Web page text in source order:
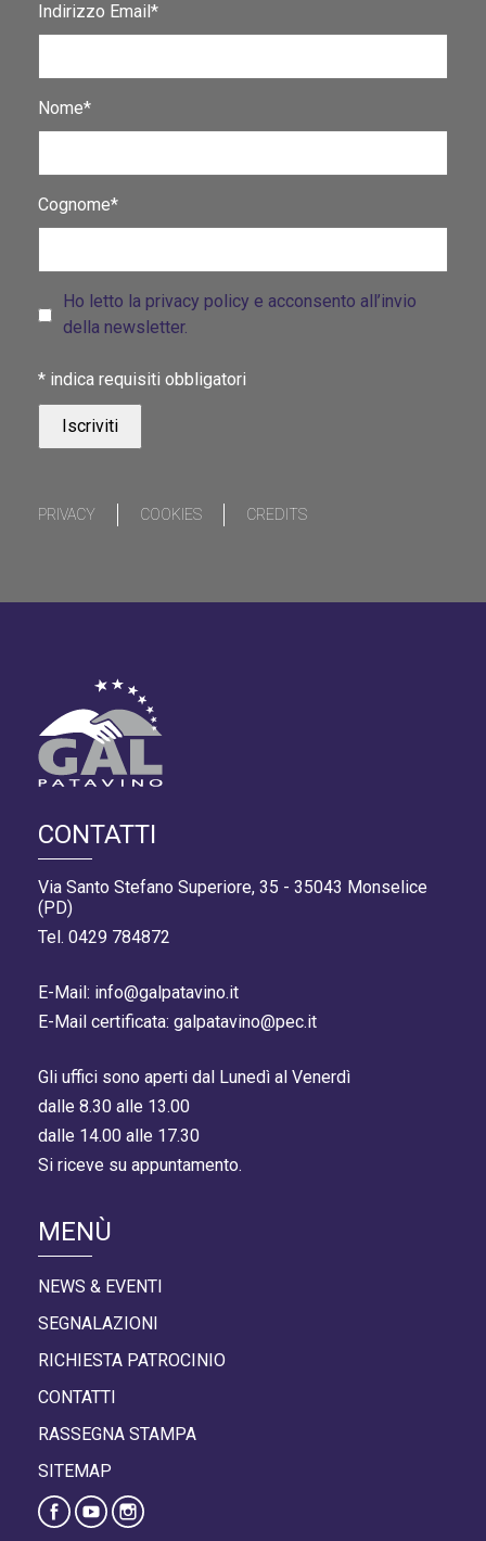
CONTATTI
Via Santo Stefano Superiore, 35 - 35043 Monselice
(PD)
Tel. 0429 784872
E-Mail: info@galpatavino.it
E-Mail certificata: galpatavino@pec.it
Gli uffici sono aperti dal Lunedì al Venerdì
dalle 8.30 alle 13.00
dalle 14.00 alle 17.30
Si riceve su appuntamento.
MENÙ
NEWS & EVENTI
SEGNALAZIONI
RICHIESTA PATROCINIO
CONTATTI
RASSEGNA STAMPA
SITEMAP
Indirizzo Email*
Nome*
Cognome*
Ho letto la privacy policy e acconsento all’invio
della newsletter.
* indica requisiti obbligatori
PRIVACY COOKIES CREDITS